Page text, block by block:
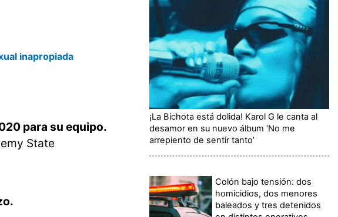
inapropiada
para su equipo.
State
¡La Bichota está dolida! Karol G le canta al
desamor en su nuevo álbum ‘No me
arrepiento de sentir tanto’
Colón bajo tensión: dos
homicidios, dos menores
baleados y tres detenidos